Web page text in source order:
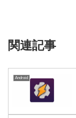
関連記事
Android